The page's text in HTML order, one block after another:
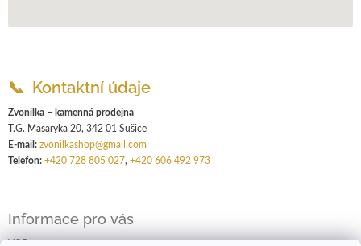
📞 Kontaktní údaje
Zvonilka – kamenná prodejna
T.G. Masaryka 20, 342 01 Sušice
E-mail: zvonilkashop@gmail.com
Telefon: +420 728 805 027, +420 606 492 973
Informace pro vás
VOP